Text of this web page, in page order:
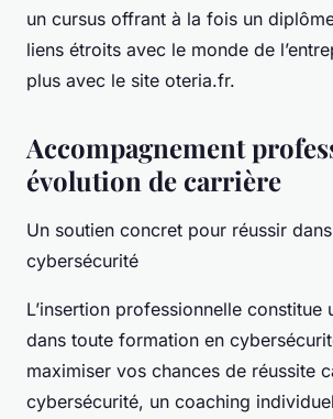
un cursus offrant à la fois un
liens étroits avec le monde de
plus avec le site oteria.fr.
Accompagnement
évolution de carrière
Un soutien concret pour réussir
cybersécurité
L’insertion professionnelle constitue
dans toute formation en
maximiser vos chances de réussite
cybersécurité, un coaching